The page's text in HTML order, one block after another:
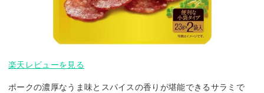
楽天レビューを見る
ポークの濃厚なうま味とスパイスの香りが堪能できるサラミで